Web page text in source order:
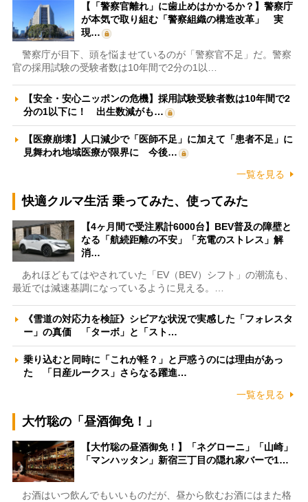
【「警察官離れ」に歯止めはかかるか？】警察庁
が本気で取り組む「警察組織の構造改革」 実
現…
警察庁が目下、頭を悩ませているのが「警察官不足」だ。警察
官の採用試験の受験者数は10年間で2分の1以…
【安全・安心ニッポンの危機】採用試験受験者数は10年間で2
分の1以下に！ 出生数減がも…
【医療崩壊】人口減少で「医師不足」に加えて「患者不足」に
見舞われ地域医療が限界に 今後…
一覧を見る
快適クルマ生活 乗ってみた、使ってみた
【4ヶ月間で受注累計6000台】BEV普及の障壁と
なる「航続距離の不安」「充電のストレス」解
消…
あれほどもてはやされていた「EV（BEV）シフト」の潮流も、
最近では減速基調になっているように見える。…
《雪道の対応力を検証》シビアな状況で実感した「フォレスタ
ー」の真価 「ターボ」と「スト…
乗り込むと同時に「これが軽？」と戸惑うのには理由があっ
た 「日産ルークス」さらなる躍進…
一覧を見る
大竹聡の「昼酒御免！」
【大竹聡の昼酒御免！】「ネグローニ」「山崎」
「マンハッタン」新宿三丁目の隠れ家バーで1…
お酒はいつ飲んでもいいものだが、昼から飲むお酒にはまた格